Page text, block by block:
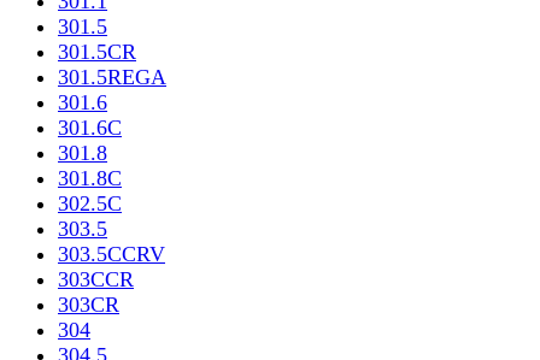
301.5
301.5CR
301.5REGA
301.6
301.6C
301.8
301.8C
302.5C
303.5
303.5CCRV
303CCR
303CR
304
304.5